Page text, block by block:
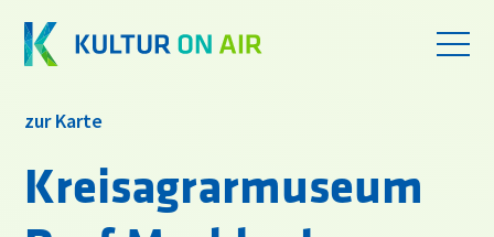
zur Karte
Kreisagrarmuseum